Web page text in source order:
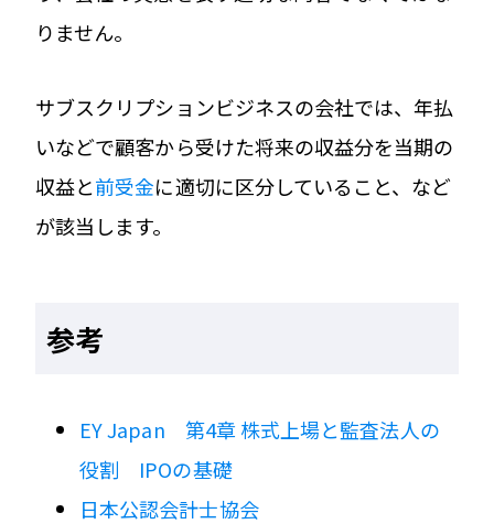
りません。
サブスクリプションビジネスの会社では、年払
いなどで顧客から受けた将来の収益分を当期の
収益と前受金に適切に区分していること、など
が該当します。
参考
EY Japan 第4章 株式上場と監査法人の
役割 IPOの基礎
日本公認会計士協会